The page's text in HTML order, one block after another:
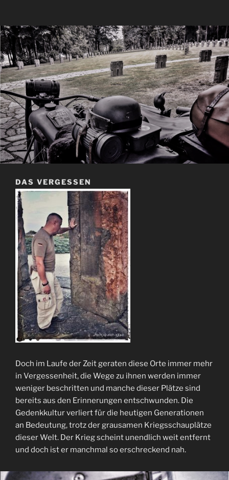
DAS VERGESSEN
Doch im Laufe der Zeit geraten diese Orte immer mehr
in Vergessenheit, die Wege zu ihnen werden immer
weniger beschritten und manche dieser Plätze sind
bereits aus den Erinnerungen entschwunden. Die
Gedenkkultur verliert für die heutigen Generationen
an Bedeutung, trotz der grausamen Kriegsschauplätze
dieser Welt. Der Krieg scheint unendlich weit entfernt
und doch ist er manchmal so erschreckend nah.